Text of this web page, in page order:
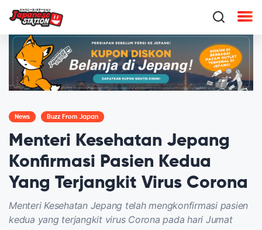
News Buzz From Japan
Menteri Kesehatan Jepang
Konfirmasi Pasien Kedua
Yang Terjangkit Virus Corona
Menteri Kesehatan Jepang telah mengkonfirmasi pasien
kedua yang terjangkit virus Corona pada hari Jumat